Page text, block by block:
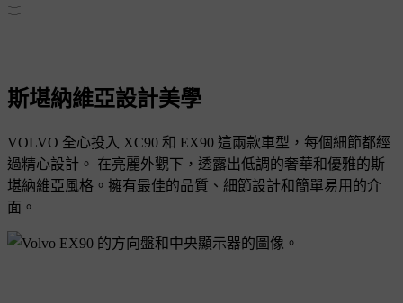
斯堪納維亞設計美學
VOLVO 全心投入 XC90 和 EX90 這兩款車型，每個細節都經
過精心設計。 在亮麗外觀下，透露出低調的奢華和優雅的斯
堪納維亞風格。擁有最佳的品質、細節設計和簡單易用的介
面。